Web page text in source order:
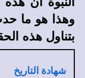
وهذا هو ما
بتناول هذه
شهادة التاريخ